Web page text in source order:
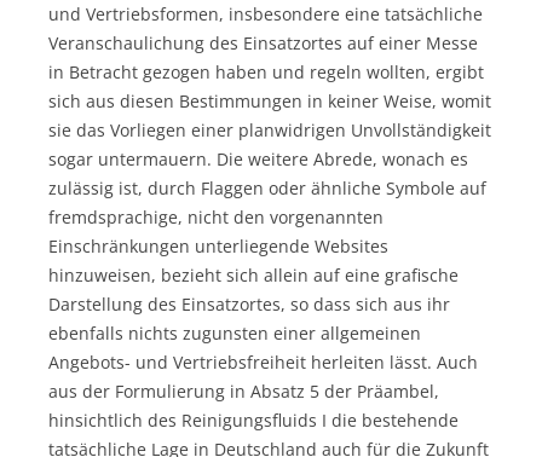
und Vertriebsformen, insbesondere eine tatsächliche
Veranschaulichung des Einsatzortes auf einer Messe
in Betracht gezogen haben und regeln wollten, ergibt
sich aus diesen Bestimmungen in keiner Weise, womit
sie das Vorliegen einer planwidrigen Unvollständigkeit
sogar untermauern. Die weitere Abrede, wonach es
zulässig ist, durch Flaggen oder ähnliche Symbole auf
fremdsprachige, nicht den vorgenannten
Einschränkungen unterliegende Websites
hinzuweisen, bezieht sich allein auf eine grafische
Darstellung des Einsatzortes, so dass sich aus ihr
ebenfalls nichts zugunsten einer allgemeinen
Angebots- und Vertriebsfreiheit herleiten lässt. Auch
aus der Formulierung in Absatz 5 der Präambel,
hinsichtlich des Reinigungsfluids I die bestehende
tatsächliche Lage in Deutschland auch für die Zukunft